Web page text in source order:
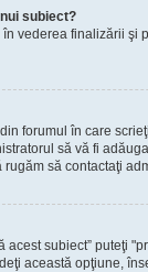
subiect?
vederea finalizării şi
forumul în care
să vă fi
să contactaţi
subiect” puteţi
această opţiune,